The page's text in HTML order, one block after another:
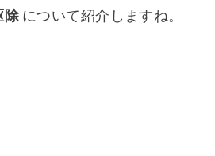
除 について紹介しますね。